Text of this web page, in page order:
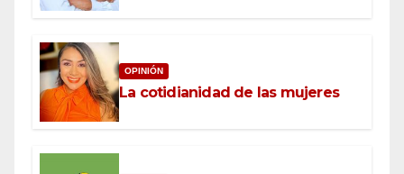
OPINIÓN
La cotidianidad de las mujeres